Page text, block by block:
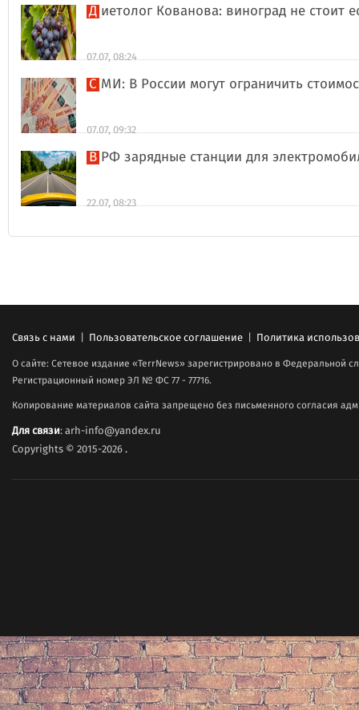
Диетолог Кованова: виноград не стоит
07.07, 08:24
СМИ: В России могут ограничить
07.07, 09:32
В РФ зарядные станции для
22.07, 08:23
Связь с нами | Пользовательское соглашение | Политика
О сайте: Сетевое издание «TerrNews» зарегистрировано в Федеральной
Регистрационный номер ЭЛ № ФС 77 - 77716.
Копирование материалов сайта запрещено без письменного согласия
Для связи: arh-info@yandex.ru
Copyrights © 2015-2026.